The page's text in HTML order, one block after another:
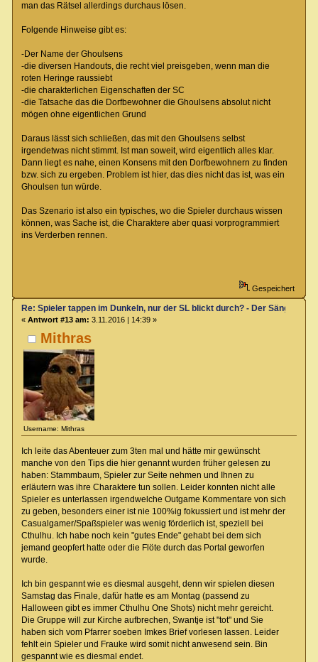
man das Rätsel allerdings durchaus lösen.
Folgende Hinweise gibt es:
-Der Name der Ghoulsens
-die diversen Handouts, die recht viel preisgeben, wenn man die
roten Heringe raussiebt
-die charakterlichen Eigenschaften der SC
-die Tatsache das die Dorfbewohner die Ghoulsens absolut nicht
mögen ohne eigentlichen Grund
Daraus lässt sich schließen, das mit den Ghoulsens selbst
irgendetwas nicht stimmt. Ist man soweit, wird eigentlich alles klar.
Dann liegt es nahe, einen Konsens mit den Dorfbewohnern zu finden
bzw. sich zu ergeben. Problem ist hier, das dies nicht das ist, was ein
Ghoulsen tun würde.
Das Szenario ist also ein typisches, wo die Spieler durchaus wissen
können, was Sache ist, die Charaktere aber quasi vorprogrammiert
ins Verderben rennen.
Gespeichert
Mithras
Username: Mithras
Re: Spieler tappen im Dunkeln, nur der SL blickt durch? - Der Sänger von
« Antwort #13 am: 3.11.2016 | 14:39 »
Ich leite das Abenteuer zum 3ten mal und hätte mir gewünscht
manche von den Tips die hier genannt wurden früher gelesen zu
haben: Stammbaum, Spieler zur Seite nehmen und Ihnen zu
erläutern was ihre Charaktere tun sollen. Leider konnten nicht alle
Spieler es unterlassen irgendwelche Outgame Kommentare von sich
zu geben, besonders einer ist nie 100%ig fokussiert und ist mehr der
Casualgamer/Spaßspieler was wenig förderlich ist, speziell bei
Cthulhu. Ich habe noch kein "gutes Ende" gehabt bei dem sich
jemand geopfert hatte oder die Flöte durch das Portal geworfen
wurde.
Ich bin gespannt wie es diesmal ausgeht, denn wir spielen diesen
Samstag das Finale, dafür hatte es am Montag (passend zu
Halloween gibt es immer Cthulhu One Shots) nicht mehr gereicht.
Die Gruppe will zur Kirche aufbrechen, Swantje ist "tot" und Sie
haben sich vom Pfarrer soeben Imkes Brief vorlesen lassen. Leider
fehlt ein Spieler und Frauke wird somit nicht anwesend sein. Bin
gespannt wie es diesmal endet.